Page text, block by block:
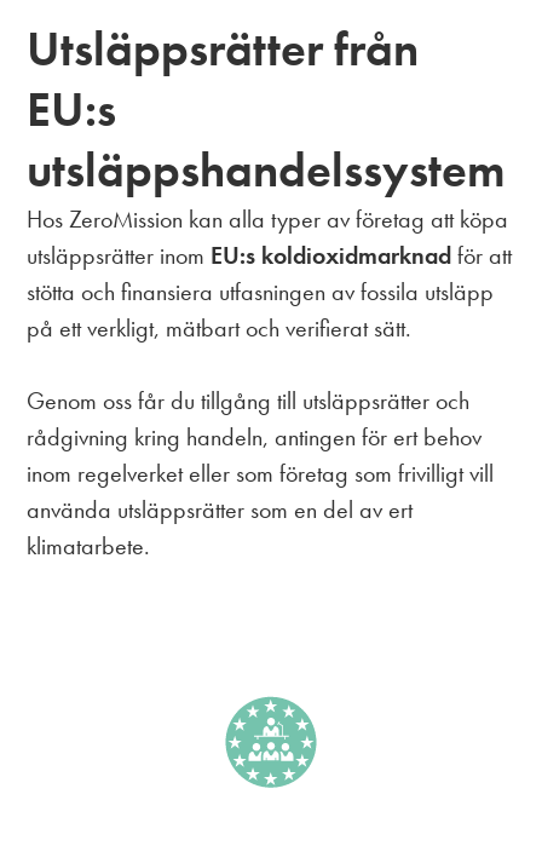
Utsläppsrätter från
EU:s
utsläppshandelssystem
Hos ZeroMission kan alla typer av företag att köpa
utsläppsrätter inom EU:s koldioxidmarknadför att
stötta och finansiera utfasningen av fossila utsläpp
på ett verkligt, mätbart och verifierat sätt.
Genom oss får du tillgång till utsläppsrätter och
rådgivning kring handeln, antingen för ert behov
inom regelverket eller som företag som frivilligt vill
använda utsläppsrätter som en del av ert
klimatarbete.